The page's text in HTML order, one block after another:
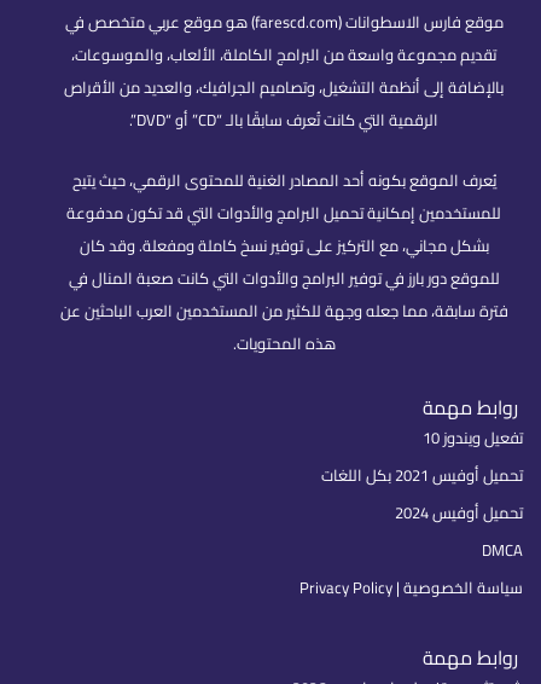
موقع فارس الاسطوانات (farescd.com) هو موقع عربي متخصص في
تقديم مجموعة واسعة من البرامج الكاملة، الألعاب، والموسوعات،
بالإضافة إلى أنظمة التشغيل، وتصاميم الجرافيك، والعديد من الأقراص
الرقمية التي كانت تُعرف سابقًا بالـ “CD” أو “DVD”.
يُعرف الموقع بكونه أحد المصادر الغنية للمحتوى الرقمي، حيث يتيح
للمستخدمين إمكانية تحميل البرامج والأدوات التي قد تكون مدفوعة
بشكل مجاني، مع التركيز على توفير نسخ كاملة ومفعلة. وقد كان
للموقع دور بارز في توفير البرامج والأدوات التي كانت صعبة المنال في
فترة سابقة، مما جعله وجهة للكثير من المستخدمين العرب الباحثين عن
هذه المحتويات.
روابط مهمة
تفعيل ويندوز 10
تحميل أوفيس 2021 بكل اللغات
تحميل أوفيس 2024
DMCA
سياسة الخصوصية | Privacy Policy
روابط مهمة